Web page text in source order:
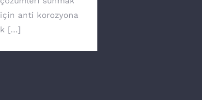
için anti korozyona
k [...]